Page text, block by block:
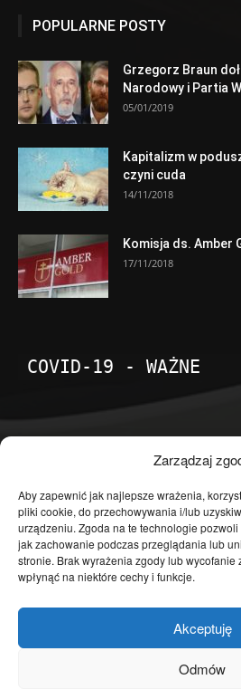
Zarządzaj
Aby zapewnić jak najlepsze wrażenia,
pliki cookie, do przechowywania i/lub
urządzeniu. Zgoda na te technologie
jak zachowanie podczas przeglądania lub
stronie. Brak wyrażenia zgody lub wycofanie
wpłynąć na niektóre cechy i funkcje.
Akceptuję
Odmów
POPULARNE POSTY
Grzegorz Braun
Narodowy i Partia
05/01/2019
Kapitalizm w
czyni cuda
14/11/2018
Komisja ds. Amber
17/11/2018
COVID-19 - WAŻNE
Temat dnia
Publicystyka
Polityka
Polska
Społeczeństwo